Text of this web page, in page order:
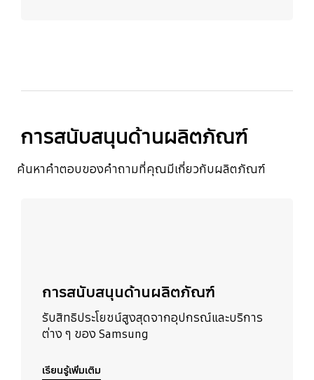
การสนับสนุนด้านผลิตภัณฑ์
ค้นหาคำตอบของคำถามที่คุณมีเกี่ยวกับผลิตภัณฑ์
การสนับสนุนด้านผลิตภัณฑ์
รับสิทธิประโยชน์สูงสุดจากอุปกรณ์และบริการ
ต่าง ๆ ของ Samsung
เรียนรู้เพิ่มเติม